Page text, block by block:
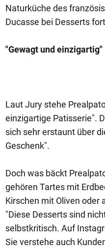
Naturküche des
Ducasse bei Desserts
"Gewagt und einzigartig"
Laut Jury stehe
einzigartige Patisserie".
sich sehr erstaunt über
Geschenk".
Doch was bäckt
gehören Tartes mit
Kirschen mit Oliven oder
"Diese Desserts sind
selbstkritisch. Auf
Sie verstehe auch